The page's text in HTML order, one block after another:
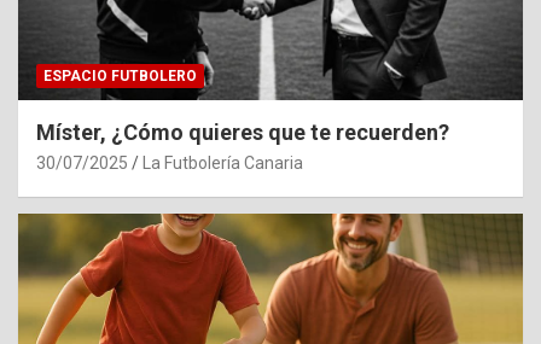
ESPACIO FUTBOLERO
Míster, ¿Cómo quieres que te recuerden?
30/07/2025 La Futbolería Canaria